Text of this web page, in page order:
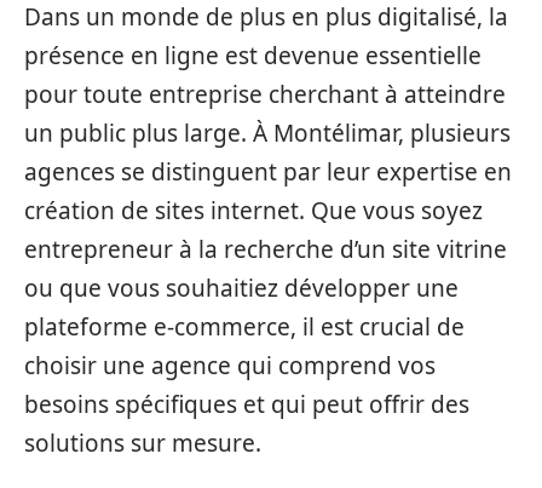
Dans un monde de plus en plus digitalisé, la
présence en ligne est devenue essentielle
pour toute entreprise cherchant à atteindre
un public plus large. À Montélimar, plusieurs
agences se distinguent par leur expertise en
création de sites internet. Que vous soyez
entrepreneur à la recherche d’un site vitrine
ou que vous souhaitiez développer une
plateforme e-commerce, il est crucial de
choisir une agence qui comprend vos
besoins spécifiques et qui peut offrir des
solutions sur mesure.